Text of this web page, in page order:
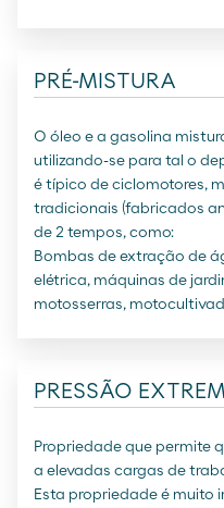
PRÉ-MISTURA
O óleo e a gasolina
utilizando-se para tal o
é típico de ciclomotores,
tradicionais (fabricados
de 2 tempos, como:
Bombas de extração de
elétrica, máquinas de
motosserras,
PRESSÃO
Propriedade que permite
a elevadas cargas de
Esta propriedade é muito